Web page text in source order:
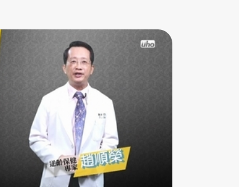
水分後，反而讓藥品受潮，使藥錠更容
且一旦藥品拆封後，依照不同劑型，有
存期限。